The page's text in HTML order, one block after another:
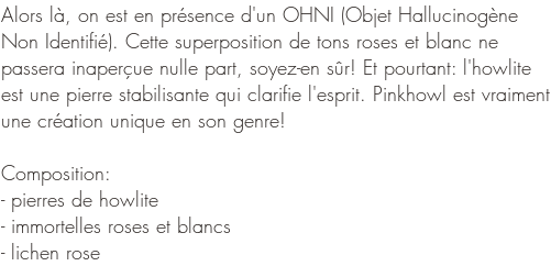
Alors là, on est en présence d'un OHNI (Objet Hallucinogène
Non Identifié). Cette superposition de tons roses et blanc ne
passera inaperçue nulle part, soyez-en sûr! Et pourtant: l'howlite
est une pierre stabilisante qui clarifie l'esprit. Pinkhowl est vraiment
une création unique en son genre!
Composition:
- pierres de howlite
- immortelles roses et blancs
- lichen rose